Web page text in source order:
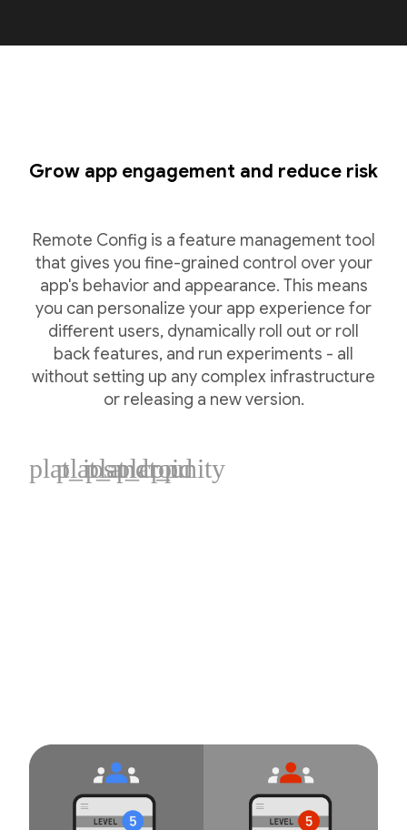
Grow app engagement and reduce risk
Remote Config is a feature management tool
that gives you fine-grained control over your
app's behavior and appearance. This means
you can personalize your app experience for
different users, dynamically roll out or roll
back features, and run experiments - all
without setting up any complex infrastructure
or releasing a new version.
plat_ios
plat_android
plat_cpp
plat_unity